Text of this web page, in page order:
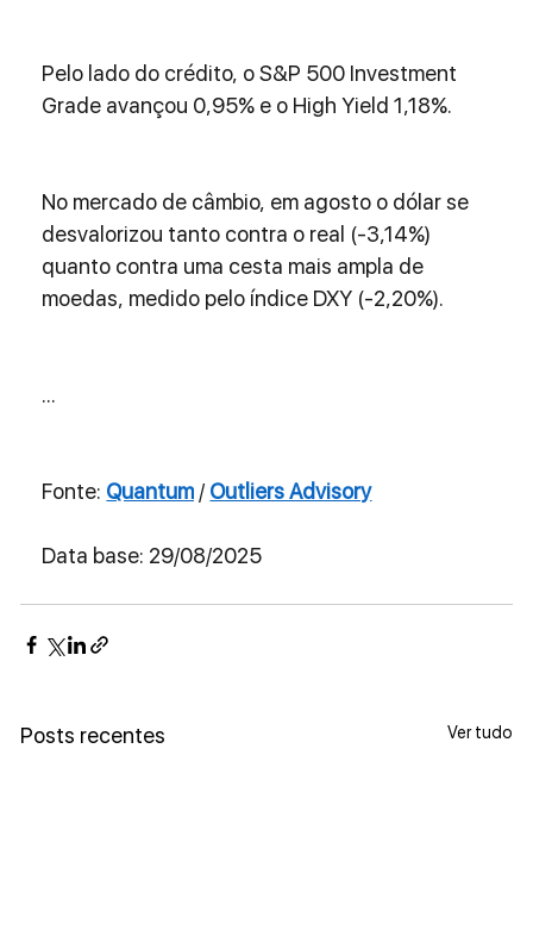
Pelo lado do crédito, o S&P 500 Investment
Grade avançou 0,95% e o High Yield 1,18%.
No mercado de câmbio, em agosto o dólar se
desvalorizou tanto contra o real (-3,14%)
quanto contra uma cesta mais ampla de
moedas, medido pelo índice DXY (-2,20%).
...
Fonte: Quantum / Outliers Advisory
Data base: 29/08/2025
Posts recentes Ver tudo